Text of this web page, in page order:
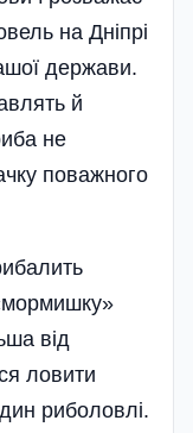
на Дніпрі
держави.
й
не
поважного
від
ловити
риболовлі.